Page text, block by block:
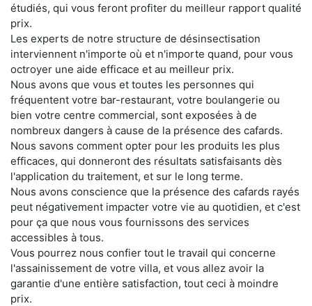
étudiés, qui vous feront profiter du meilleur rapport qualité
prix.
Les experts de notre structure de désinsectisation
interviennent n'importe où et n'importe quand, pour vous
octroyer une aide efficace et au meilleur prix.
Nous avons que vous et toutes les personnes qui
fréquentent votre bar-restaurant, votre boulangerie ou
bien votre centre commercial, sont exposées à de
nombreux dangers à cause de la présence des cafards.
Nous savons comment opter pour les produits les plus
efficaces, qui donneront des résultats satisfaisants dès
l'application du traitement, et sur le long terme.
Nous avons conscience que la présence des cafards rayés
peut négativement impacter votre vie au quotidien, et c'est
pour ça que nous vous fournissons des services
accessibles à tous.
Vous pourrez nous confier tout le travail qui concerne
l'assainissement de votre villa, et vous allez avoir la
garantie d'une entière satisfaction, tout ceci à moindre
prix.